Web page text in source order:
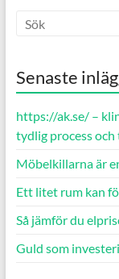
Senaste
https://ak.se/ –
tydlig process och
Möbelkillarna är
Ett litet rum kan
Så jämför du
Guld som